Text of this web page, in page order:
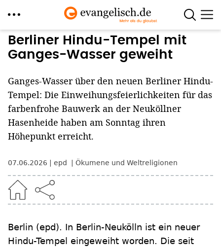
Direkt
zum
Berliner Hindu-Tempel mit
Ganges-Wasser geweiht
Ganges-Wasser über den neuen Berliner Hindu-
Tempel: Die Einweihungsfeierlichkeiten für das
farbenfrohe Bauwerk an der Neuköllner
Hasenheide haben am Sonntag ihren
Höhepunkt erreicht.
07.06.2026 epd Ökumene und Weltreligionen
Berlin (epd). In Berlin-Neukölln ist ein neuer
Hindu-Tempel eingeweiht worden. Die seit